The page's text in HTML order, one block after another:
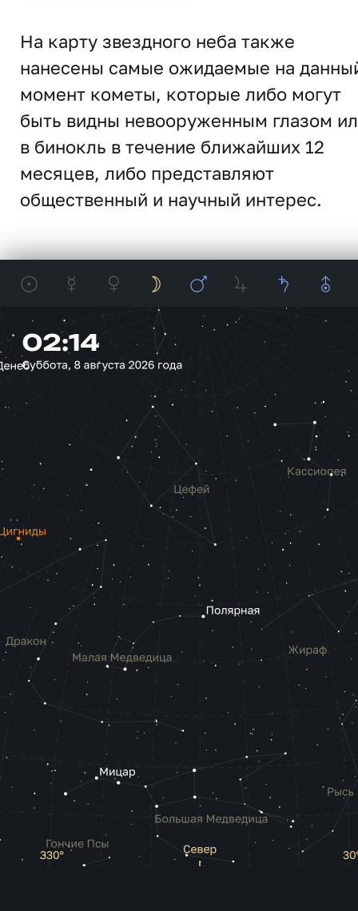
На карту звездного неба также
нанесены самые ожидаемые на
момент кометы, которые либо могут
быть видны невооруженным глазом
в бинокль в течение ближайших 12
месяцев, либо представляют
общественный и научный интерес.